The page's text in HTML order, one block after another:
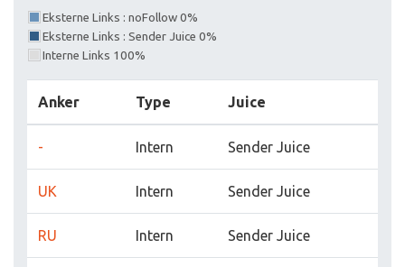
Eksterne Links : noFollow 0%
Eksterne Links : Sender Juice 0%
Interne Links 100%
Anker Type Juice
- Intern Sender Juice
UK Intern Sender Juice
RU Intern Sender Juice